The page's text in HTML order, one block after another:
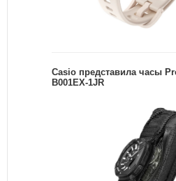
Casio представила часы
B001EX-1JR